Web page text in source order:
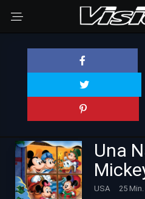
Una
USA 25 Min.